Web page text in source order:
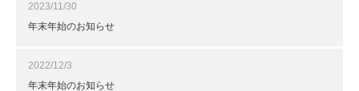
2023/11/30
年末年始のお知らせ
2022/12/3
年末年始のお知らせ